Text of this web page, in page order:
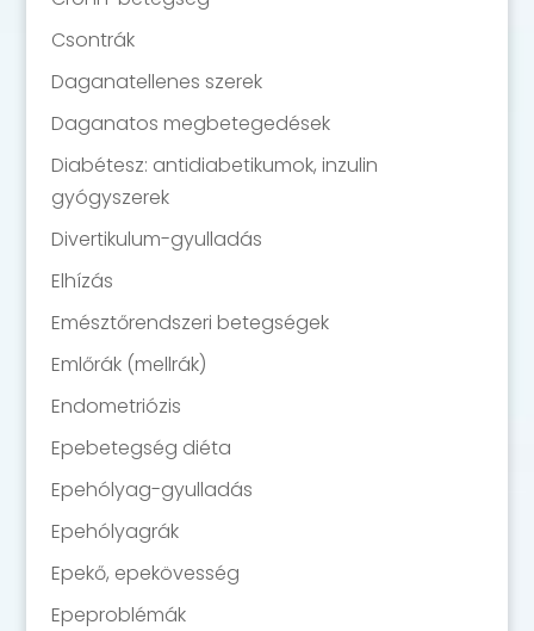
Csontrák
Daganatellenes szerek
Daganatos megbetegedések
Diabétesz: antidiabetikumok, inzulin
gyógyszerek
Divertikulum-gyulladás
Elhízás
Emésztőrendszeri betegségek
Emlőrák (mellrák)
Endometriózis
Epebetegség diéta
Epehólyag-gyulladás
Epehólyagrák
Epekő, epekövesség
Epeproblémák